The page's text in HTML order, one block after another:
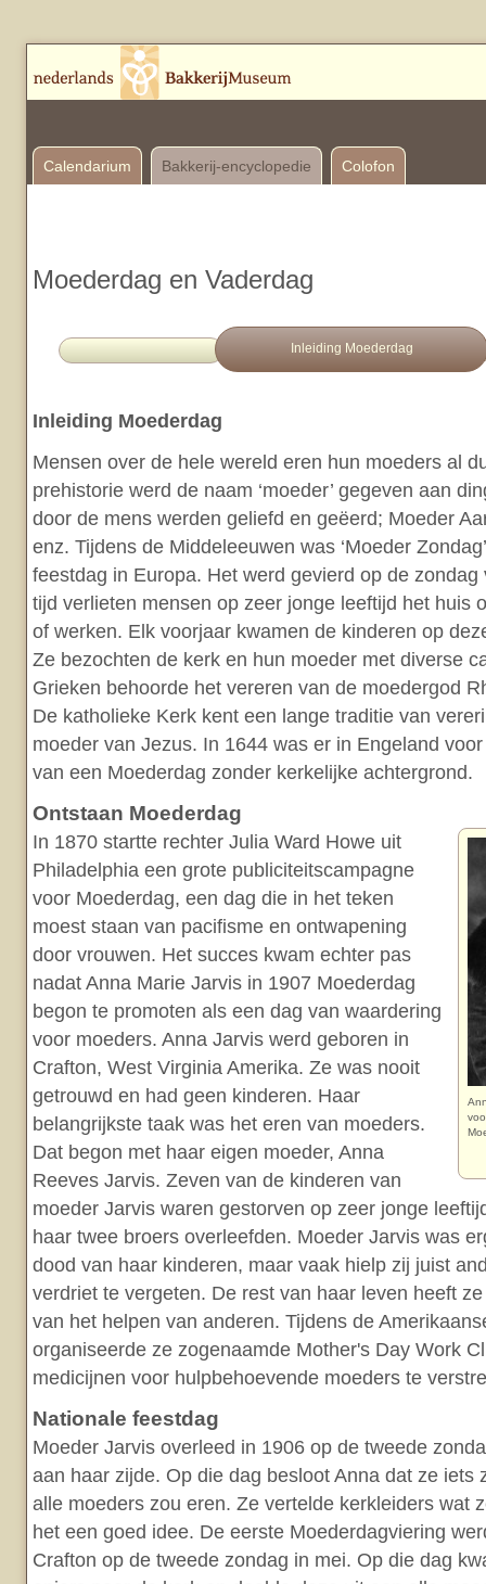
Calendarium Bakkerij-encyclopedie Colofon
Moederdag en Vaderdag
Inleiding Moederdag
Inleiding Moederdag
Mensen over de hele wereld eren hun moeders al
prehistorie werd de naam ‘moeder’ gegeven aan
door de mens werden geliefd en geëerd; Moeder
enz. Tijdens de Middeleeuwen was ‘Moeder
feestdag in Europa. Het werd gevierd op de
tijd verlieten mensen op zeer jonge leeftijd het huis
of werken. Elk voorjaar kwamen de kinderen op
Ze bezochten de kerk en hun moeder met diverse
Grieken behoorde het vereren van de moedergod
De katholieke Kerk kent een lange traditie van
moeder van Jezus. In 1644 was er in Engeland
van een Moederdag zonder kerkelijke achtergrond.
Ontstaan Moederdag
In 1870 startte rechter Julia Ward Howe uit
Philadelphia een grote publiciteitscampagne
voor Moederdag, een dag die in het teken
moest staan van pacifisme en ontwapening
door vrouwen. Het succes kwam echter pas
nadat Anna Marie Jarvis in 1907 Moederdag
begon te promoten als een dag van waardering
voor moeders. Anna Jarvis werd geboren in
Crafton, West Virginia Amerika. Ze was nooit
getrouwd en had geen kinderen. Haar
belangrijkste taak was het eren van moeders.
Dat begon met haar eigen moeder, Anna
Reeves Jarvis. Zeven van de kinderen van
moeder Jarvis waren gestorven op zeer jonge
haar twee broers overleefden. Moeder Jarvis was
dood van haar kinderen, maar vaak hielp zij juist
verdriet te vergeten. De rest van haar leven heeft
van het helpen van anderen. Tijdens de
organiseerde ze zogenaamde Mother's Day Work
medicijnen voor hulpbehoevende moeders te
Nationale feestdag
Moeder Jarvis overleed in 1906 op de tweede
aan haar zijde. Op die dag besloot Anna dat ze iets
alle moeders zou eren. Ze vertelde kerkleiders wat
het een goed idee. De eerste Moederdagviering
Crafton op de tweede zondag in mei. Op die dag